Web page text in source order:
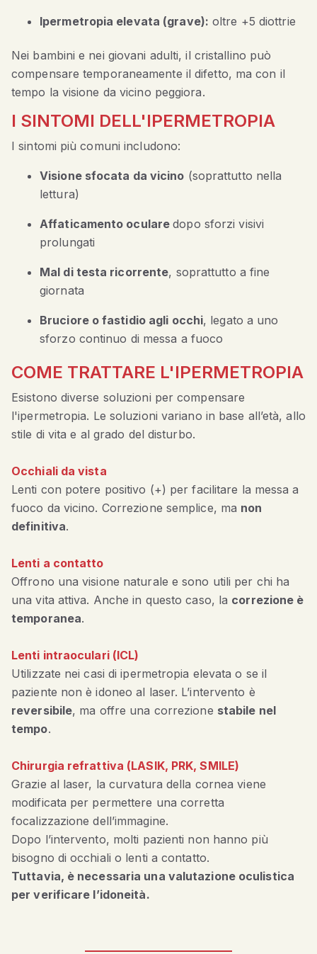
Ipermetropia elevata (grave): oltre +5 diottrie
Nei bambini e nei giovani adulti, il cristallino può
compensare temporaneamente il difetto, ma con il
tempo la visione da vicino peggiora.
I SINTOMI DELL'IPERMETROPIA
I sintomi più comuni includono:
Visione sfocata da vicino (soprattutto nella
lettura)
Affaticamento ocularedopo sforzi visivi
prolungati
Mal di testa ricorrente, soprattutto a fine
giornata
Bruciore o fastidio agli occhi, legato a uno
sforzo continuo di messa a fuoco
COME TRATTARE L'IPERMETROPIA
Esistono diverse soluzioni per compensare
l'ipermetropia. Le soluzioni variano in base all’età, allo
stile di vita e al grado del disturbo.
Occhiali da vista
Lenti con potere positivo (+) per facilitare la messa a
fuoco da vicino. Correzione semplice, ma non
definitiva.
Lenti a contatto
Offrono una visione naturale e sono utili per chi ha
una vita attiva. Anche in questo caso, la correzione è
temporanea.
Lenti intraoculari (ICL)
Utilizzate nei casi di ipermetropia elevata o se il
paziente non è idoneo al laser. L’intervento è
reversibile, ma offre una correzione stabile nel
tempo.
Chirurgia refrattiva (LASIK, PRK, SMILE)
Grazie al laser, la curvatura della cornea viene
modificata per permettere una corretta
focalizzazione dell’immagine.
Dopo l’intervento, molti pazienti non hanno più
bisogno di occhiali o lenti a contatto.
Tuttavia, è necessaria una valutazione oculistica
per verificare l’idoneità.